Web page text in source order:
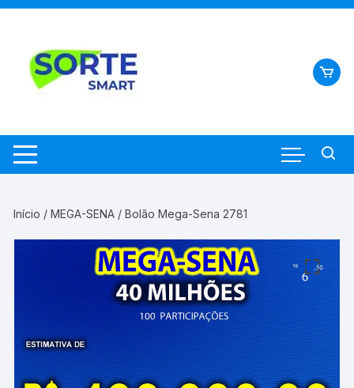
Pular
conteúdo
Início /MEGA-SENA / Bolão Mega-Sena 2781